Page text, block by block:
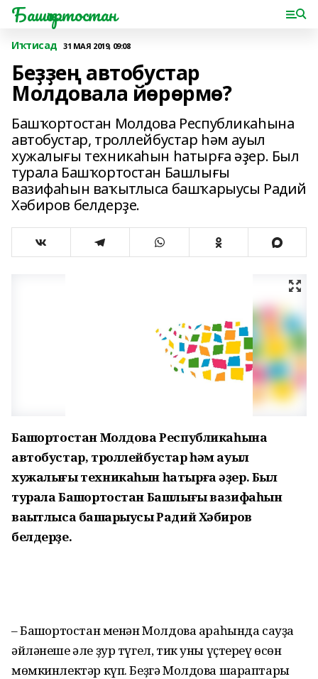
Башҡортостан
Иҡтисад 31 МАЯ 2019, 09:08
Беҙҙең автобустар
Молдовала йөрөрмө?
Башҡортостан Молдова Республикаһына
автобустар, троллейбустар һәм ауыл
хужалығы техникаһын һатырға әҙер. Был
турала Башҡортостан Башлығы
вазифаһын ваҡытлыса башҡарыусы Радий
Хәбиров белдерҙе.
Башҡортостан Молдова Республикаһына
автобустар, троллейбустар һәм ауыл
хужалығы техникаһын һатырға әҙер. Был
турала Башҡортостан Башлығы вазифаһын
ваҡытлыса башҡарыусы Радий Хәбиров
белдерҙе.
– Башҡортостан менән Молдова араһында сауҙа
әйләнеше әле ҙур түгел, тик уны үҫтереү өсөн
мөмкинлектәр күп. Беҙгә Молдова шараптары